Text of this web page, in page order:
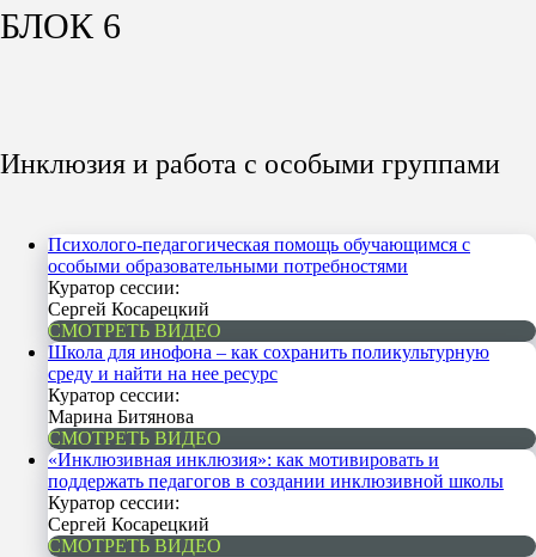
БЛОК 6
Инклюзия и работа с особыми группами
Психолого-педагогическая помощь обучающимся с
особыми образовательными потребностями
Куратор сессии:
Сергей Косарецкий
СМОТРЕТЬ ВИДЕО
Школа для инофона – как сохранить поликультурную
среду и найти на нее ресурс
Куратор сессии:
Марина Битянова
СМОТРЕТЬ ВИДЕО
«Инклюзивная инклюзия»: как мотивировать и
поддержать педагогов в создании инклюзивной школы
Куратор сессии:
Сергей Косарецкий
СМОТРЕТЬ ВИДЕО